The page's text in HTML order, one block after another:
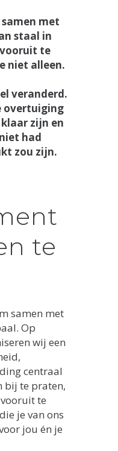
met
staal in
te
niet alleen.
veranderd.
overtuiging
zijn en
had
zou zijn.
te
samen met
Op
wij een
centraal
bij te praten,
te
je van ons
jou én je